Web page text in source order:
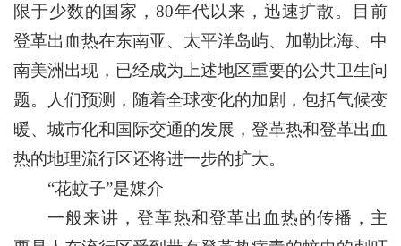
限于少数的国家，80年代以来，迅速扩散。目前
登革出血热在东南亚、太平洋岛屿、加勒比海、中
南美洲出现，已经成为上述地区重要的公共卫生问
题。人们预测，随着全球变化的加剧，包括气候变
暖、城市化和国际交通的发展，登革热和登革出血
热的地理流行区还将进一步的扩大。
“花蚊子”是媒介
一般来讲，登革热和登革出血热的传播，主